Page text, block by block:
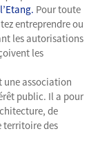
Pour toute
entreprendre ou
les autorisations
les
une association
public. Il a pour
de
territoire des